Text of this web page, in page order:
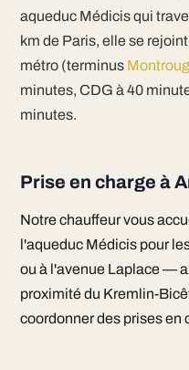
aqueduc Médicis qui
km de Paris, elle se
métro (terminus
minutes, CDG à 40
minutes.
Prise en charge à
Notre chauffeur vous
l'aqueduc Médicis pour
ou à l'avenue Laplace —
proximité du Kremlin-
coordonner des prises en